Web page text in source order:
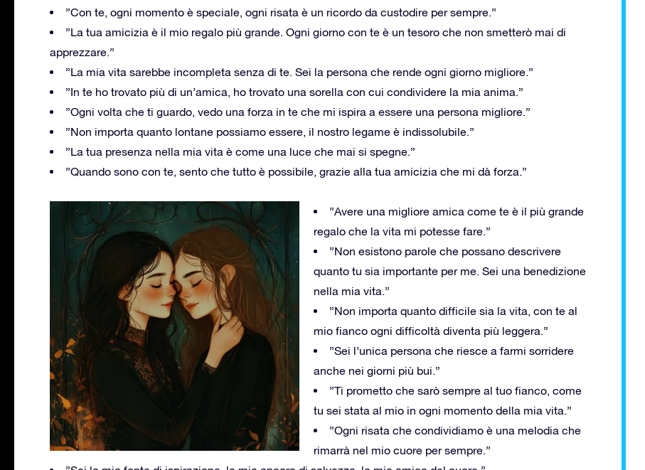
”Con te, ogni momento è speciale, ogni risata è un ricordo da custodire per sempre.”
”La tua amicizia è il mio regalo più grande. Ogni giorno con te è un tesoro che non smetterò mai di
apprezzare.”
”La mia vita sarebbe incompleta senza di te. Sei la persona che rende ogni giorno migliore.”
”In te ho trovato più di un’amica, ho trovato una sorella con cui condividere la mia anima.”
”Ogni volta che ti guardo, vedo una forza in te che mi ispira a essere una persona migliore.”
”Non importa quanto lontane possiamo essere, il nostro legame è indissolubile.”
”La tua presenza nella mia vita è come una luce che mai si spegne.”
”Quando sono con te, sento che tutto è possibile, grazie alla tua amicizia che mi dà forza.”
”Avere una migliore amica come te è il più grande
regalo che la vita mi potesse fare.”
”Non esistono parole che possano descrivere
quanto tu sia importante per me. Sei una benedizione
nella mia vita.”
”Non importa quanto difficile sia la vita, con te al
mio fianco ogni difficoltà diventa più leggera.”
”Sei l’unica persona che riesce a farmi sorridere
anche nei giorni più bui.”
”Ti prometto che sarò sempre al tuo fianco, come
tu sei stata al mio in ogni momento della mia vita.”
”Ogni risata che condividiamo è una melodia che
rimarrà nel mio cuore per sempre.”